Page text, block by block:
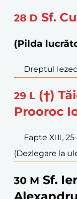
28 D Sf.
(Pilda
Dreptul
29 L (†)
Prooroc
Fapte XIII,
(Dezlegare la
30 M Sf.